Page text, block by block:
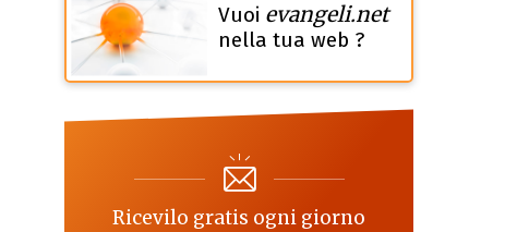
Vuoi evangeli.net
nella tua web ?
Ricevilo gratis ogni giorno